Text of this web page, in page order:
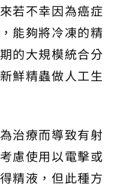
若不幸因為癌症
能夠將冷凍的精
的大規模統合分
鮮精蟲做人工生
治療而導致有射
慮使用以電擊或
精液，但此種方